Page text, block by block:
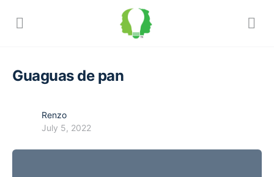
Guaguas de pan
Renzo
July 5, 2022